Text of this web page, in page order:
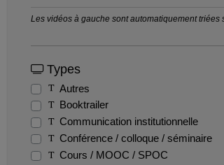
Les vidéos à gauche sont automatiquement
Types
Autres
Booktrailer
Communication institutionnelle
Conférence / colloque / séminaire
Cours / MOOC / SPOC